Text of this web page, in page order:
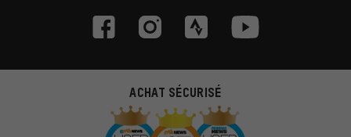
ACHAT SÉCURISÉ